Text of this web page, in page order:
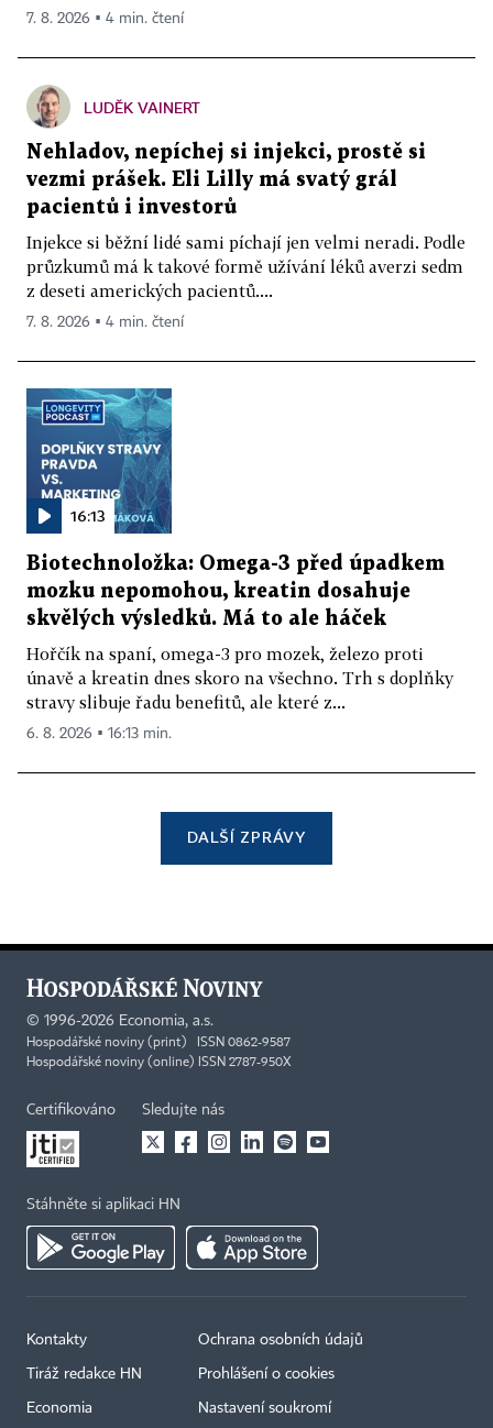
7. 8. 2026 ▪ 4 min. čtení
LUDĚK VAINERT
Nehladov, nepíchej si injekci, prostě si
vezmi prášek. Eli Lilly má svatý grál
pacientů i investorů
Injekce si běžní lidé sami píchají jen velmi neradi. Podle
průzkumů má k takové formě užívání léků averzi sedm
z deseti amerických pacientů....
7. 8. 2026 ▪ 4 min. čtení
16:13
Biotechnoložka: Omega-3 před úpadkem
mozku nepomohou, kreatin dosahuje
skvělých výsledků. Má to ale háček
Hořčík na spaní, omega-3 pro mozek, železo proti
únavě a kreatin dnes skoro na všechno. Trh s doplňky
stravy slibuje řadu benefitů, ale které z...
6. 8. 2026 ▪ 16:13 min.
DALŠÍ ZPRÁVY
© 1996-2026 Economia, a.s.
Hospodářské noviny (print) ISSN 0862-9587
Hospodářské noviny (online) ISSN 2787-950X
Certifikováno Sledujte nás
Stáhněte si aplikaci HN
Kontakty
Tiráž redakce HN
Economia
Ochrana osobních údajů
Prohlášení o cookies
Nastavení soukromí